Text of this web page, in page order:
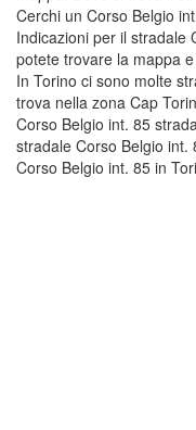
Cerchi un Corso Belgio
Indicazioni per il stradale
potete trovare la mappa
In Torino ci sono molte
trova nella zona Cap
Corso Belgio int. 85
stradale Corso Belgio
Corso Belgio int. 85 in